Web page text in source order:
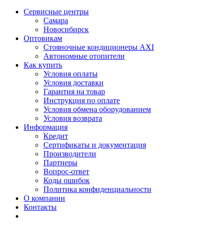
Сервисные центры
Самара
Новосибирск
Оптовикам
Стояночные кондиционеры AXI
Автономные отопители
Как купить
Условия оплаты
Условия доставки
Гарантия на товар
Инструкция по оплате
Условия обмена оборудованием
Условия возврата
Информация
Кредит
Сертификаты и документация
Производители
Партнеры
Вопрос-ответ
Коды ошибок
Политика конфиденциальности
О компании
Контакты